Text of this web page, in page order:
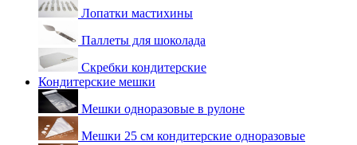
Лопатки мастихины
Паллеты для шоколада
Скребки кондитерские
Кондитерские мешки
Мешки одноразовые в рулоне
Мешки 25 см кондитерские одноразовые